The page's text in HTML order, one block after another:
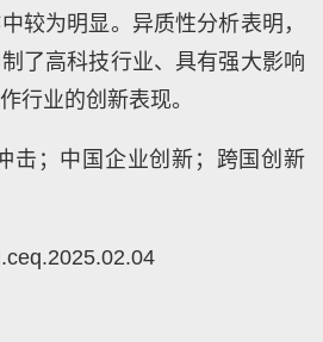
较为明显。异质性分析表明，
了高科技行业、具有强大影响
行业的创新表现。
击；中国企业创新；跨国创新